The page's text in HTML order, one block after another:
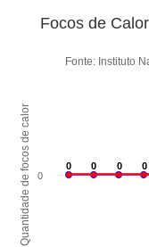
Quantidade de focos de calor
Focos de
Fonte: Instituto
0
0 0
0 0
0 0
0
0